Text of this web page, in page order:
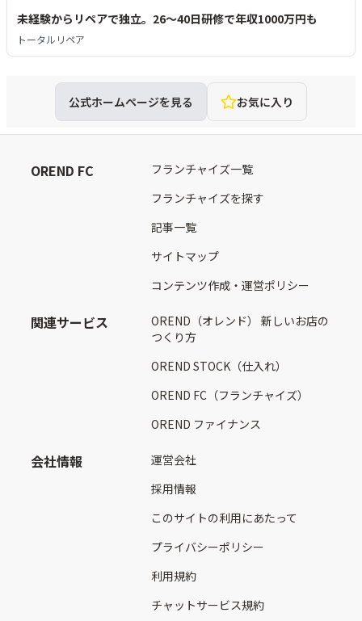
未経験からリペアで独立。26〜40日研修で年収1000万円も
トータルリペア
公式ホームページを見る お気に入り
OREND FC
フランチャイズ一覧
フランチャイズを探す
記事一覧
サイトマップ
コンテンツ作成・運営ポリシー
関連サービス
OREND（オレンド） 新しいお店の
つくり方
OREND STOCK（仕入れ）
OREND FC（フランチャイズ）
OREND ファイナンス
会社情報
運営会社
採用情報
このサイトの利用にあたって
プライバシーポリシー
利用規約
チャットサービス規約